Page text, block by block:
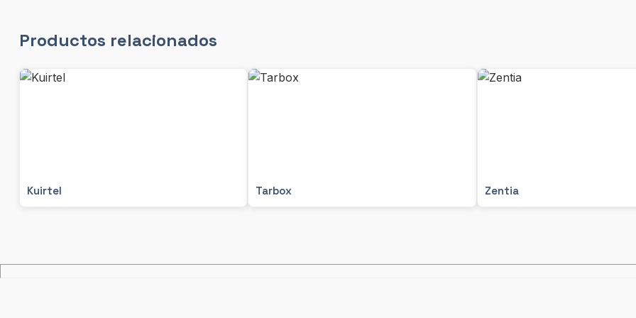
Productos relacionados
Kuirtel Tarbox Zentia